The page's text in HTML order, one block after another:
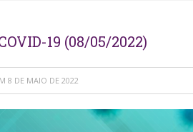
19 (08/05/2022)
8 DE MAIO DE 2022